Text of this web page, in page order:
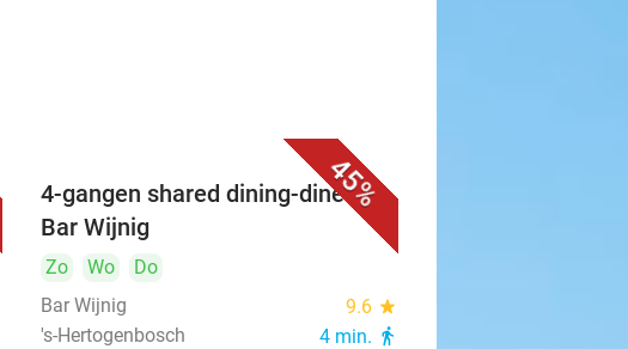
45%
4-gangen shared dining-diner bij
Bar Wijnig
Zo Wo
Do
Bar Wijnig
9.6 star
's-Hertogenbosch 4 min. directions_walk